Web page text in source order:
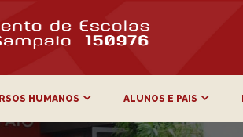
HUMANOS ALUNOS E PAIS